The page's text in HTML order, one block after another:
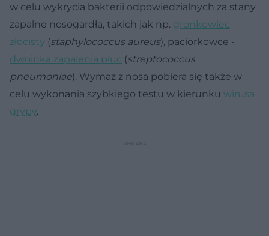
w celu wykrycia bakterii odpowiedzialnych za stany
zapalne nosogardła, takich jak np. gronkowiec
złocisty (staphylococcus aureus), paciorkowce -
dwoinka zapalenia płuc (streptococcus
pneumoniae). Wymaz z nosa pobiera się także w
celu wykonania szybkiego testu w kierunku wirusa
grypy.